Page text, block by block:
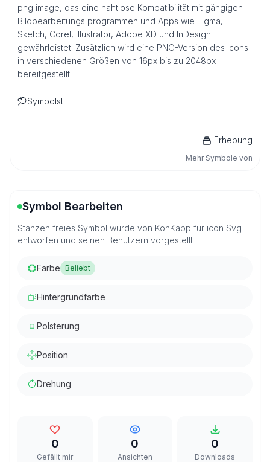
png image, das eine nahtlose Kompatibilität mit gängigen
Bildbearbeitungs programmen und Apps wie Figma,
Sketch, Corel, Illustrator, Adobe XD und InDesign
gewährleistet. Zusätzlich wird eine PNG-Version des Icons
in verschiedenen Größen von 16px bis zu 2048px
bereitgestellt.
Symbolstil
Erhebung
Mehr Symbole von
Symbol Bearbeiten
Stanzen freies Symbol wurde von KonKapp für icon Svg
entworfen und seinen Benutzern vorgestellt
Farbe Beliebt
Hintergrundfarbe
Polsterung
Position
Drehung
0
Gefällt mir
0
Ansichten
0
Downloads